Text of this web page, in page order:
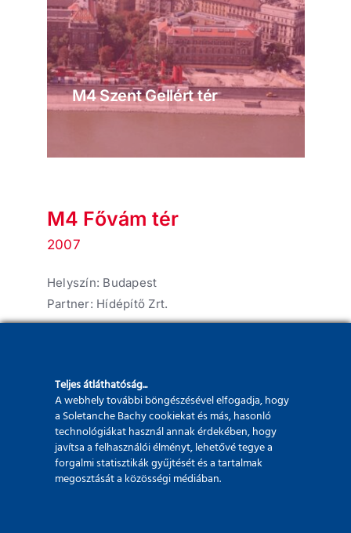
M4 Szent Gellért tér
M4 Fővám tér
2007
Helyszín: Budapest
Partner: Hídépítő Zrt.
hazai alkalmazása mellett a
építésszervezési, műemlékvédelmi kihívásai
miatt volt egyedülálló feladat a M4
metróvonal legmélyebb állomásaként.
Teljes átláthatóság...
A webhely további böngészésével elfogadja, hogy
a Soletanche Bachy cookiekat és más, hasonló
technológiákat használ annak érdekében, hogy
javítsa a felhasználói élményt, lehetővé tegye a
forgalmi statisztikák gyűjtését és a tartalmak
megosztását a közösségi médiában.